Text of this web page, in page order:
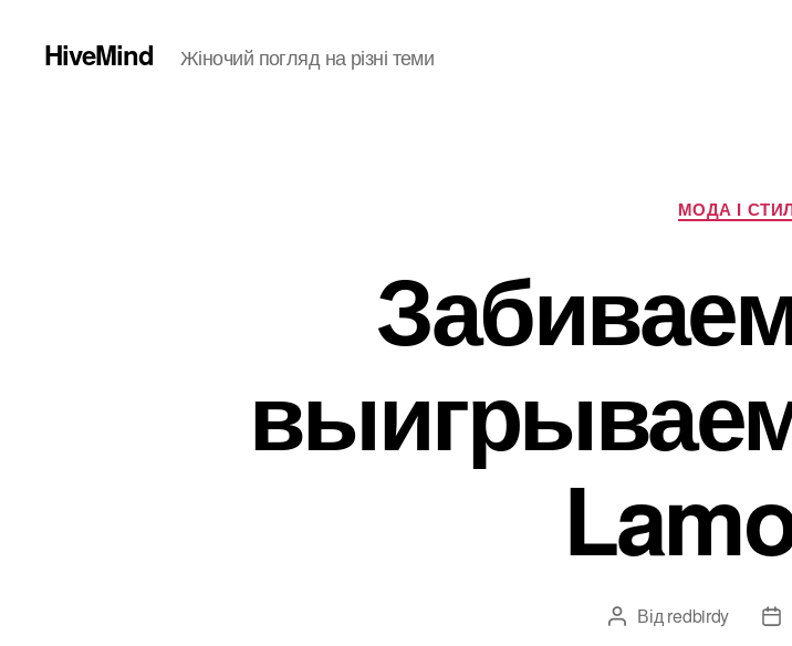
HiveMind Жіночий погляд на різні теми
МОДА І
Автор
Від redbirdy